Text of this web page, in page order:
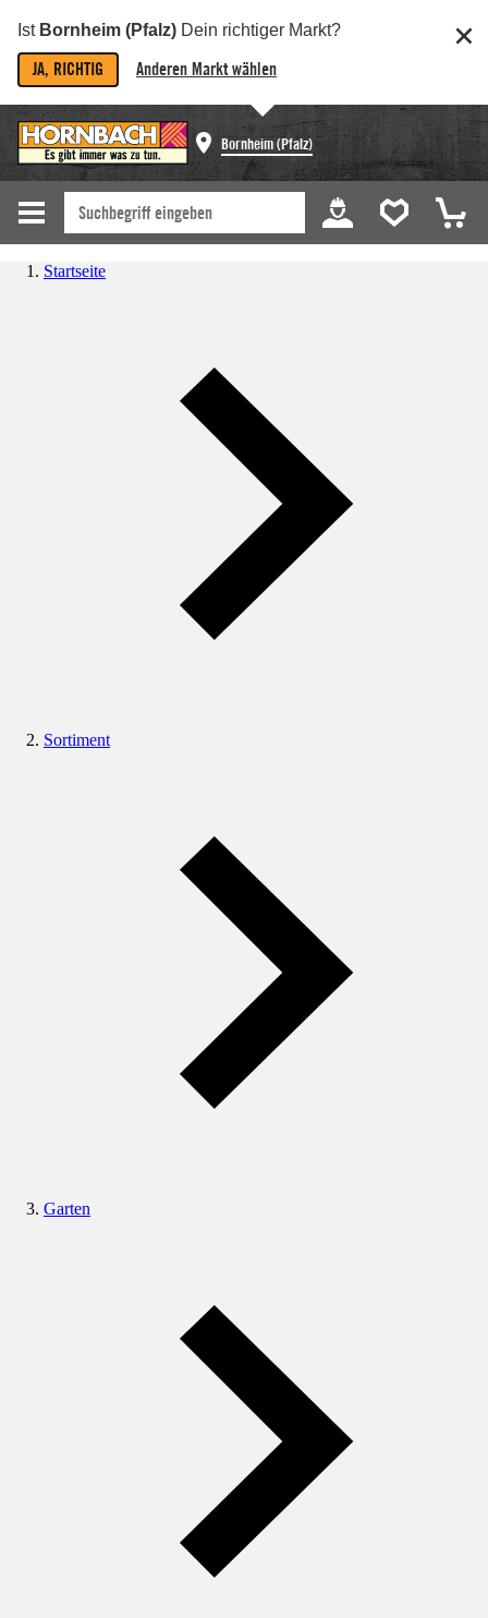
Ist Bornheim (Pfalz) Dein richtiger Markt?
JA, RICHTIG Anderen Markt wählen
Bornheim (Pfalz)
Startseite
Sortiment
Garten